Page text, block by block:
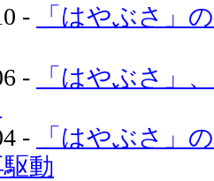
-
「はやぶさ」
-
「はやぶさ」
-
「はやぶさ」
動